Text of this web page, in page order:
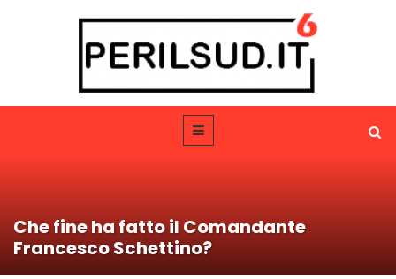
Che fine ha fatto il Comandante
Francesco Schettino?